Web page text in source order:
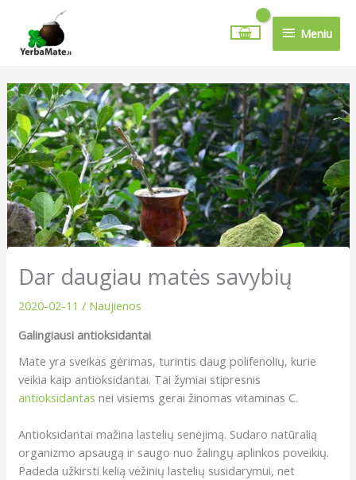
turinio
Meniu
Meniu
Dar daugiau matės savybių
2020-02-11/ Naujienos
Galingiausi antioksidantai
Mate yra sveikas gėrimas, turintis daug polifenolių, kurie
veikia kaip antioksidantai. Tai žymiai stipresnis
antioksidantas nei visiems gerai žinomas vitaminas C.
Antioksidantai mažina lastelių senėjimą. Sudaro natūralią
organizmo apsaugą ir saugo nuo žalingų aplinkos poveikių.
Padeda užkirsti kelią vėžinių lastelių susidarymui, net